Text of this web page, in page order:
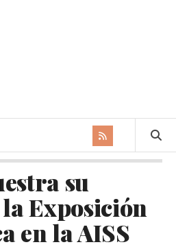
su
Exposición
en la AISS